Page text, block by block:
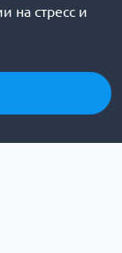
на стресс и